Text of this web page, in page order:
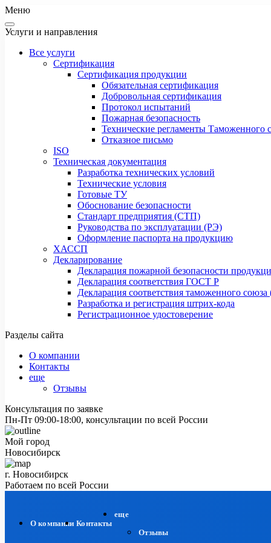
Меню
Услуги и направления
Все услуги
Сертификация
Сертификация продукции
Обязательная сертификация
Добровольная сертификация
Протокол испытаний
Пожарная безопасность
Технические регламенты Таможенного
Отказное письмо
ISO
Техническая документация
Разработка технических условий
Технические условия
Готовые ТУ
Обоснование безопасности
Стандарт предприятия (СТП)
Руководства по эксплуатации (РЭ)
Оформление паспорта на продукцию
ХАССП
Декларирование
Декларация пожарной безопасности
Декларация соответствия ГОСТ Р
Декларация соответствия таможенного
Разработка и регистрация штрих-кода
Регистрационное удостоверение
Разделы сайта
О компании
Контакты
еще
Отзывы
Консультация по заявке
Пн-Пт 09:00-18:00, консультации по всей России
Мой город
Новосибирск
г. Новосибирск
Работаем по всей России
О компании Контакты
еще
Отзывы